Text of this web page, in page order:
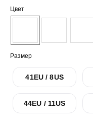
Цвет
Размер
41EU / 8US
44EU / 11US